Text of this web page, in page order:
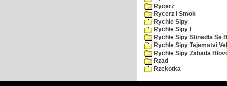
Rycerz
Rycerz I Smok
Rychle Sipy
Rychle Sipy I
Rychle Sipy Stinadla Se
Rychle Sipy Tajemstvi
Rychle Sipy Zahada
Rzad
Rzekotka